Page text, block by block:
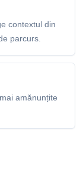
contextul din
parcurs.
amănunțite